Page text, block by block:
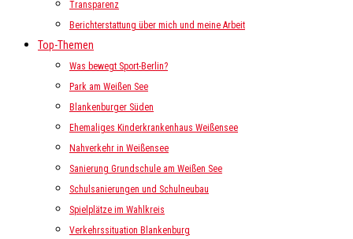
Transparenz
Berichterstattung über mich und meine Arbeit
Top-Themen
Was bewegt Sport-Berlin?
Park am Weißen See
Blankenburger Süden
Ehemaliges Kinderkrankenhaus Weißensee
Nahverkehr in Weißensee
Sanierung Grundschule am Weißen See
Schulsanierungen und Schulneubau
Spielplätze im Wahlkreis
Verkehrssituation Blankenburg